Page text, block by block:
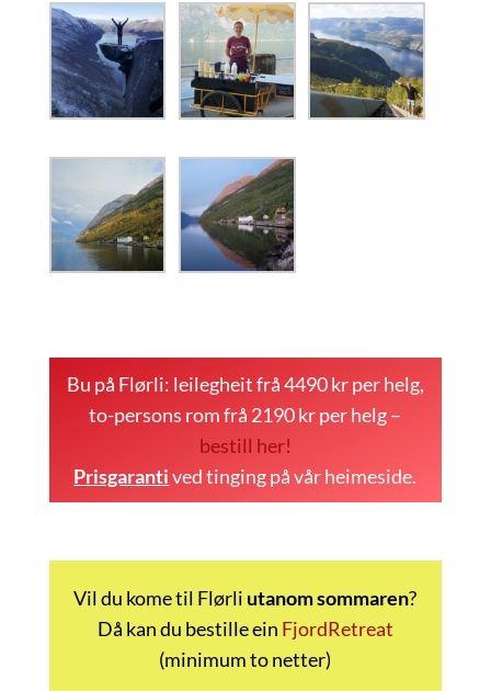
Bu på Flørli: leilegheit frå 4490 kr per helg,
to-persons rom frå 2190 kr per helg –
bestill her!
Prisgarantived tinging på vår heimeside.
Vil du kome til Flørli utanom sommaren?
Då kan du bestille ein FjordRetreat
(minimum to netter)